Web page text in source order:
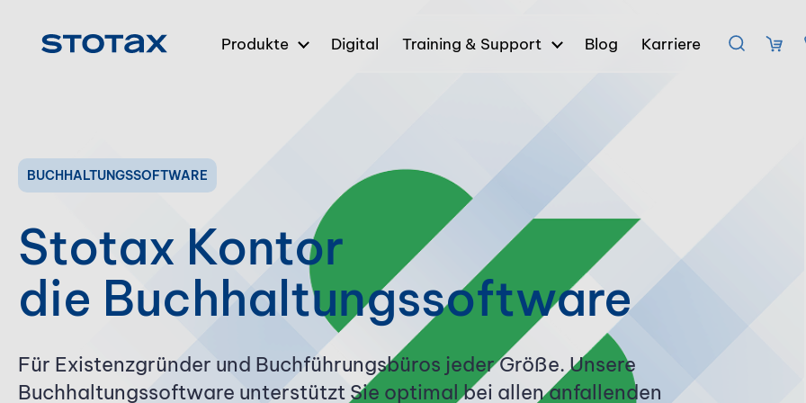
Produkte Digital Training & Support Blog Karriere
BUCHHALTUNGS­SOFTWARE
Stotax Kontor
die Buch­haltungs­software
Für Existenzgründer und Buchführungs­büros jeder Größe. Unsere
Buchhaltungs­software unterstützt Sie optimal bei allen anfallenden